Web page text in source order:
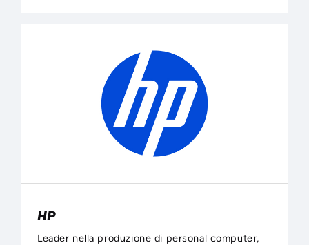
HP
Leader nella produzione di personal computer,